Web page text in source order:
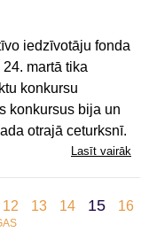
iedzīvotāju fonda
martā tika
konkursu
konkursus bija un
otrajā ceturksnī.
Lasīt vairāk
12 13 14 15
16